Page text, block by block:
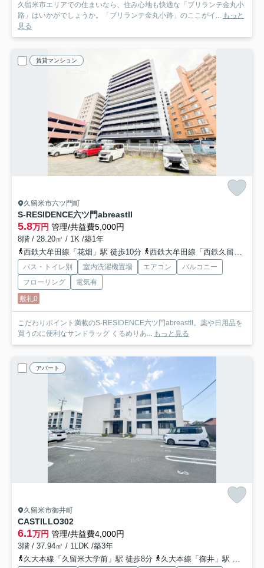
久留米市エリアでの住まいなら、住み心地も快適な「ブリランテ金丸小
路」はいかがでしょうか。「ブリランテ金丸小路」のここがイ... もっと
見る
賃貸マンション
久留米市六ツ門町
S-RESIDENCE六ツ門abreastII
5.8万円 管理/共益費5,000円
8階 / 28.20㎡ / 1K /築1年
西鉄大牟田線「花畑」駅 徒歩10分
西鉄大牟田線「西鉄久留米」駅 徒歩11分
バス・トイレ別 室内洗濯機置場 エアコン
バルコニー
フローリング
電気有
敷礼0
こだわりポイント満載のS-RESIDENCE六ツ門abreastII。薬や日用品を
買うのに便利なサンドラッグ くるめりあ...
もっと見る
アパート
久留米市御井町
CASTILLO302
6.1万円 管理/共益費4,000円
3階 / 37.94㎡ / 1LDK /築3年
久大本線「久留米大学前」駅 徒歩8分
久大本線「御井」駅 徒歩20分